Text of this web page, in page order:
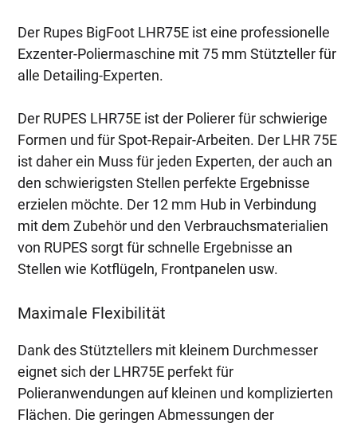
Der Rupes BigFoot LHR75E ist eine professionelle
Exzenter-Poliermaschine mit 75 mm Stützteller für
alle Detailing-Experten.
Der RUPES LHR75E ist der Polierer für schwierige
Formen und für Spot-Repair-Arbeiten. Der LHR 75E
ist daher ein Muss für jeden Experten, der auch an
den schwierigsten Stellen perfekte Ergebnisse
erzielen möchte. Der 12 mm Hub in Verbindung
mit dem Zubehör und den Verbrauchsmaterialien
von RUPES sorgt für schnelle Ergebnisse an
Stellen wie Kotflügeln, Frontpanelen usw.
Maximale Flexibilität
Dank des Stütztellers mit kleinem Durchmesser
eignet sich der LHR75E perfekt für
Polieranwendungen auf kleinen und komplizierten
Flächen. Die geringen Abmessungen der